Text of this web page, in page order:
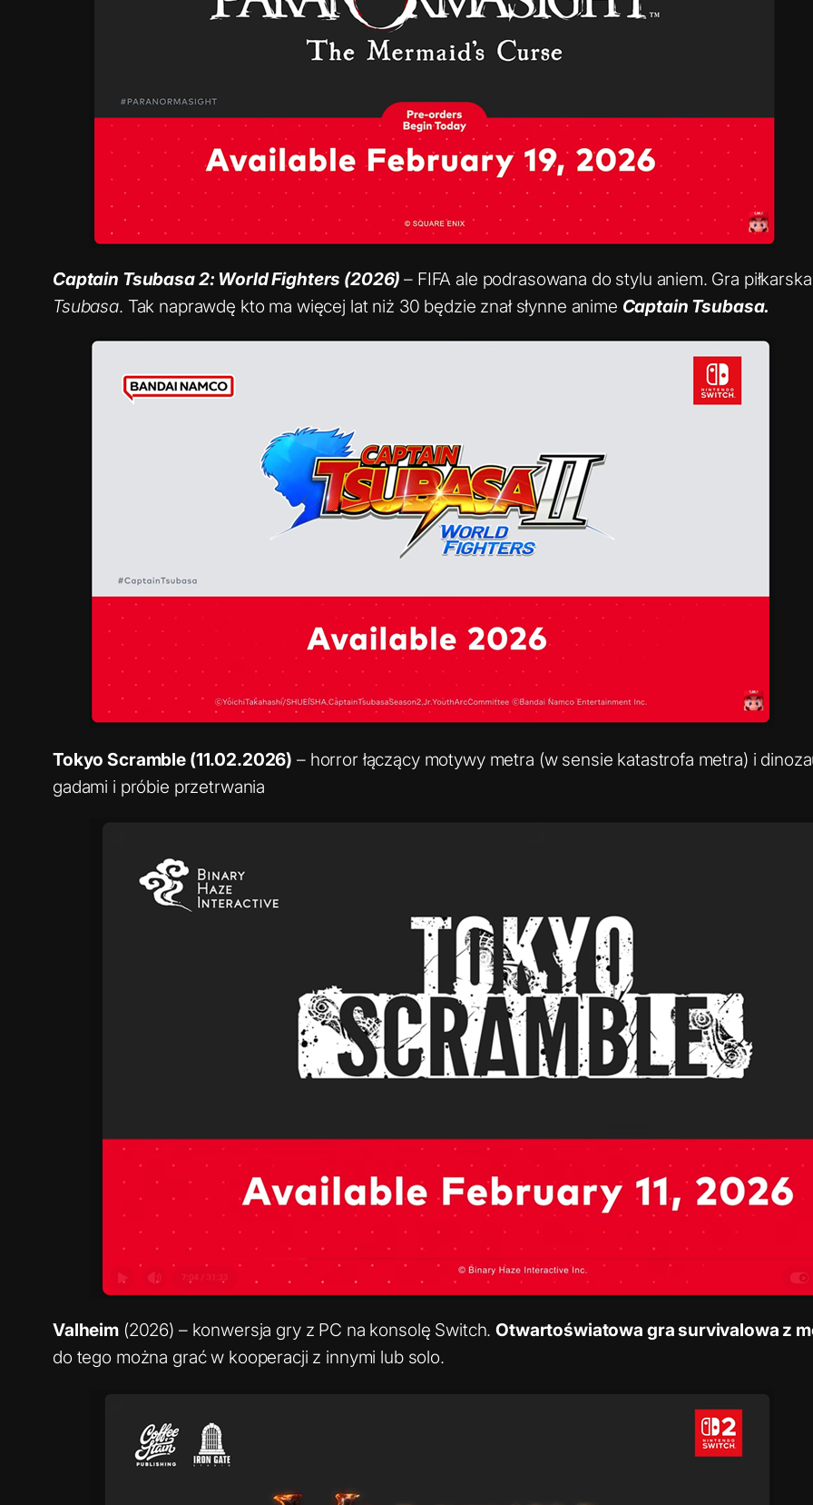
Captain Tsubasa 2: World Fighters (2026)– FIFA ale podrasowana do stylu aniem. Gra
Tsubasa. Tak naprawdę kto ma więcej lat niż 30 będzie znał słynne anime Captain Tsubasa.
Tokyo Scramble (11.02.2026) – horror łączący motywy metra (w sensie katastrofa metra) i
gadami i próbie przetrwania
Valheim (2026) – konwersja gry z PC na konsolę Switch.Otwartoświatowa gra survivalowa z
do tego można grać w kooperacji z innymi lub solo.